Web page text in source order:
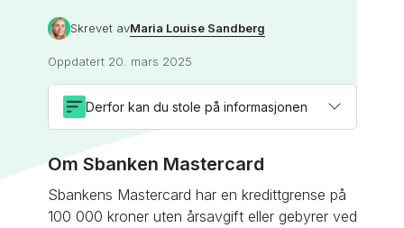
Skrevet avMaria Louise Sandberg
Oppdatert 20. mars 2025
Derfor kan du stole på informasjonen
Om Sbanken Mastercard
Sbankens Mastercard har en kredittgrense på
100 000 kroner uten årsavgift eller gebyrer ved